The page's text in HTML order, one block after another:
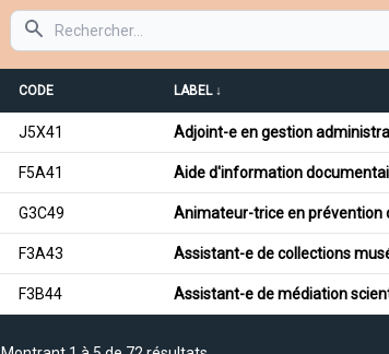
Search
CODE LABEL ↓
J5X41 Adjoint-e en gestion
F5A41 Aide d'information
G3C49 Animateur-trice en prévention
F3A43 Assistant-e de collections
F3B44 Assistant-e de médiation